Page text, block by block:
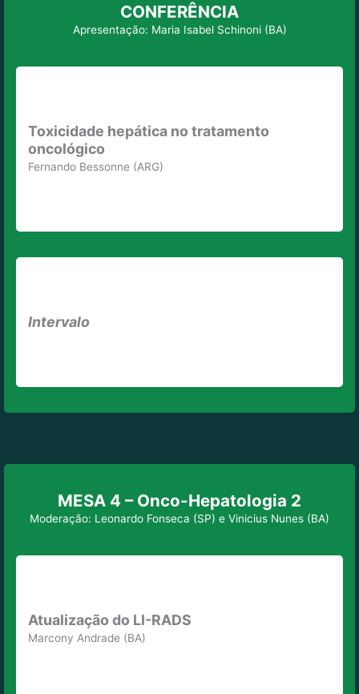
CONFERÊNCIA
Apresentação: Maria Isabel Schinoni (BA)
Toxicidade hepática no tratamento
oncológico
Fernando Bessonne (ARG)
Intervalo
MESA 4 – Onco-Hepatologia 2
Moderação: Leonardo Fonseca (SP) e Vinicius Nunes (BA)
Atualização do LI-RADS
Marcony Andrade (BA)